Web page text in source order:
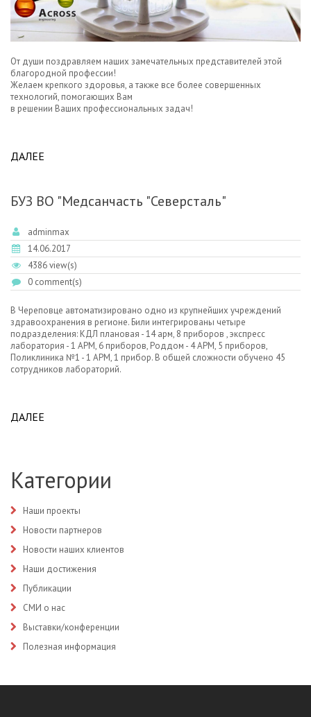
От души поздравляем наших замечательных представителей этой
благородной профессии!
Желаем крепкого здоровья, а также все более совершенных
технологий, помогающих Вам
в решении Ваших профессиональных задач!
ДАЛЕЕ
БУЗ ВО "Медсанчасть "Северсталь"
adminmax
14.06.2017
4386 view(s)
0 comment(s)
В Череповце автоматизировано одно из крупнейших учреждений
здравоохранения в регионе. Били интегрированы четыре
подразделения: КДЛ плановая - 14 арм, 8 приборов , экспресс
лаборатория - 1 АРМ, 6 приборов, Роддом - 4АРМ, 5 приборов,
Поликлиника №1 - 1 АРМ, 1 прибор. В общей сложности обучено 45
сотрудников лабораторий.
ДАЛЕЕ
Категории
Наши проекты
Новости партнеров
Новости наших клиентов
Наши достижения
Публикации
СМИ о нас
Выставки/конференции
Полезная информация